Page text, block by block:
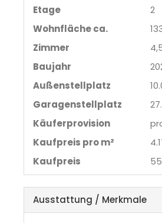
Etage
2
Wohnfläche ca.
Zimmer
Baujahr
Außen­stellplatz
Garagen­stellplatz
Käufer­provision
Kaufpreis pro m²
Kaufpreis
Ausstattung / Merkmale